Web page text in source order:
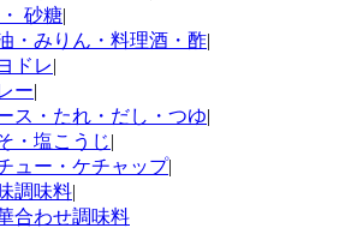
砂糖|
・みりん・料理酒・酢|
ドレ|
ー|
ス・たれ・だし・つゆ|
・塩こうじ|
ュー・ケチャップ|
調味料|
合わせ調味料